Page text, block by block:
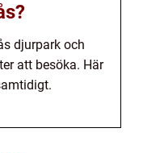
djurpark och
att besöka. Här